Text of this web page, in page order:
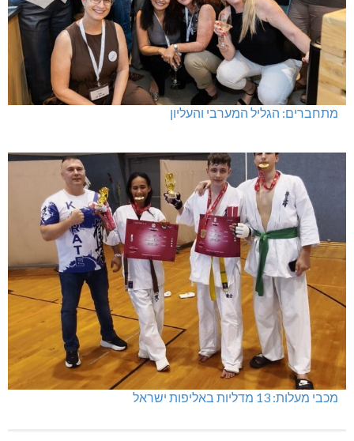
מתחברים: הגליל המערבי והעליון
מכבי מעלות: 13 מדליות באליפות ישראל